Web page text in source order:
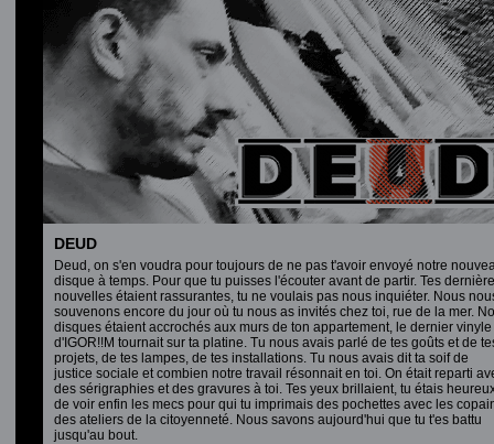
DEUD
Deud, on s'en voudra pour toujours de ne pas t'avoir envoyé notre
disque à temps. Pour que tu puisses l'écouter avant de partir. Tes
nouvelles étaient rassurantes, tu ne voulais pas nous inquiéter. Nous
souvenons encore du jour où tu nous as invités chez toi, rue de la mer.
disques étaient accrochés aux murs de ton appartement, le dernier vinyle
d'IGOR!!M tournait sur ta platine. Tu nous avais parlé de tes goûts et de
projets, de tes lampes, de tes installations. Tu nous avais dit ta soif de
justice sociale et combien notre travail résonnait en toi. On était reparti
des sérigraphies et des gravures à toi. Tes yeux brillaient, tu étais
de voir enfin les mecs pour qui tu imprimais des pochettes avec les
des ateliers de la citoyenneté. Nous savons aujourd'hui que tu t'es battu
jusqu'au bout.